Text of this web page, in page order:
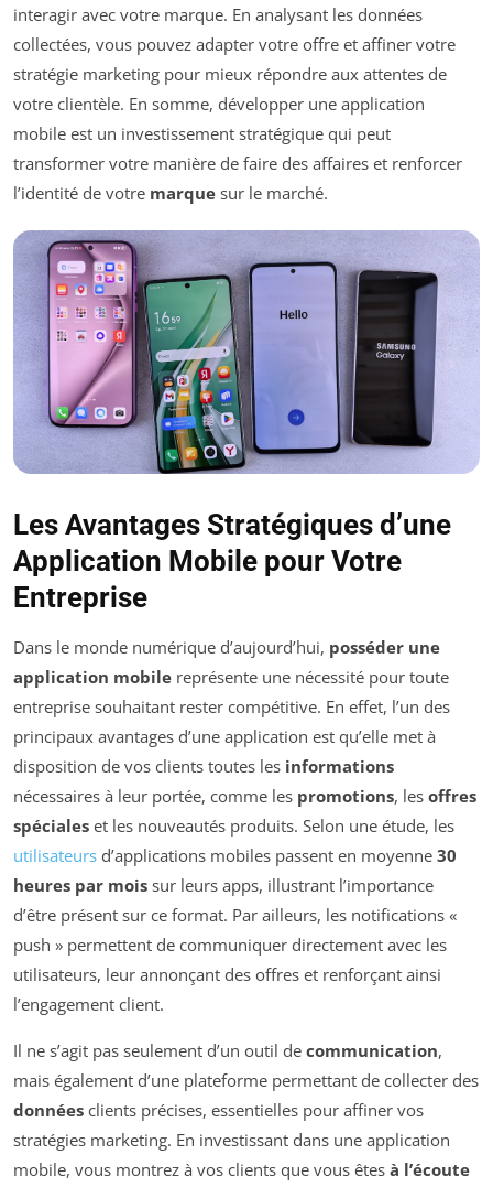
interagir avec votre marque. En analysant les données
collectées, vous pouvez adapter votre offre et affiner votre
stratégie marketing pour mieux répondre aux attentes de
votre clientèle. En somme, développer une application
mobile est un investissement stratégique qui peut
transformer votre manière de faire des affaires et renforcer
l’identité de votre marque sur le marché.
Les Avantages Stratégiques d’une
Application Mobile pour Votre
Entreprise
Dans le monde numérique d’aujourd’hui, posséder une
application mobile représente une nécessité pour toute
entreprise souhaitant rester compétitive. En effet, l’un des
principaux avantages d’une application est qu’elle met à
disposition de vos clients toutes les informations
nécessaires à leur portée, comme les promotions, les offres
spéciales et les nouveautés produits. Selon une étude, les
utilisateurs d’applications mobiles passent en moyenne 30
heures par mois sur leurs apps, illustrant l’importance
d’être présent sur ce format. Par ailleurs, les notifications «
push » permettent de communiquer directement avec les
utilisateurs, leur annonçant des offres et renforçant ainsi
l’engagement client.
Il ne s’agit pas seulement d’un outil de communication,
mais également d’une plateforme permettant de collecter des
données clients précises, essentielles pour affiner vos
stratégies marketing. En investissant dans une application
mobile, vous montrez à vos clients que vous êtes à l’écoute